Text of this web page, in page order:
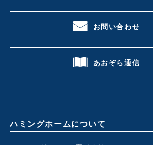
お問い合わせ
あおぞら通信
ハミングホームについて